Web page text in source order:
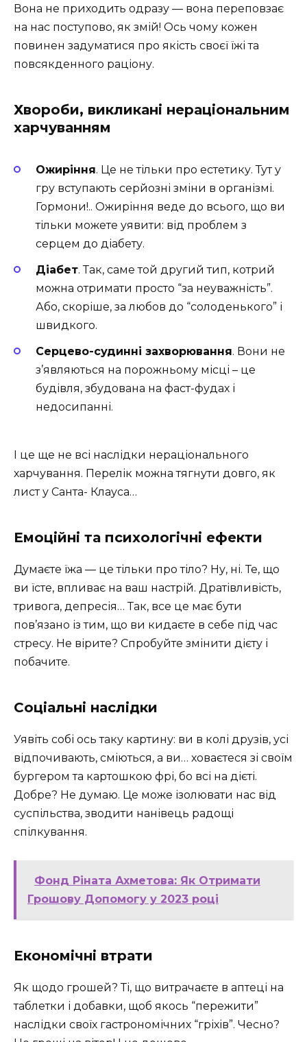
Вона не приходить одразу — вона переповзає
на нас поступово, як змій! Ось чому кожен
повинен задуматися про якість своєї їжі та
повсякденного раціону.
Хвороби, викликані нераціональним
харчуванням
Ожиріння. Це не тільки про естетику. Тут у
гру вступають серйозні зміни в організмі.
Гормони!.. Ожиріння веде до всього, що ви
тільки можете уявити: від проблем з
серцем до діабету.
Діабет. Так, саме той другий тип, котрий
можна отримати просто “за неуважність”.
Або, скоріше, за любов до “солоденького” і
швидкого.
Серцево-судинні захворювання. Вони не
з’являються на порожньому місці – це
будівля, збудована на фаст-фудах і
недосипанні.
І це ще не всі наслідки нераціонального
харчування. Перелік можна тягнути довго, як
лист у Санта- Клауса…
Емоційні та психологічні ефекти
Думаєте їжа — це тільки про тіло? Ну, ні. Те, що
ви їсте, впливає на ваш настрій. Дратівливість,
тривога, депресія… Так, все це має бути
пов’язано із тим, що ви кидаєте в себе під час
стресу. Не вірите? Спробуйте змінити дієту і
побачите.
Соціальні наслідки
Уявіть собі ось таку картину: ви в колі друзів, усі
відпочивають, сміються, а ви… ховаєтеся зі своїм
бургером та картошкою фрі, бо всі на дієті.
Добре? Не думаю. Це може ізолювати нас від
суспільства, зводити нанівець радощі
спілкування.
Фонд Ріната Ахметова: Як Отримати
Грошову Допомогу у 2023 році
Економічні втрати
Як щодо грошей? Ті, що витрачаєте в аптеці на
таблетки і добавки, щоб якось “пережити”
наслідки своїх гастрономічних “гріхів”. Чесно?